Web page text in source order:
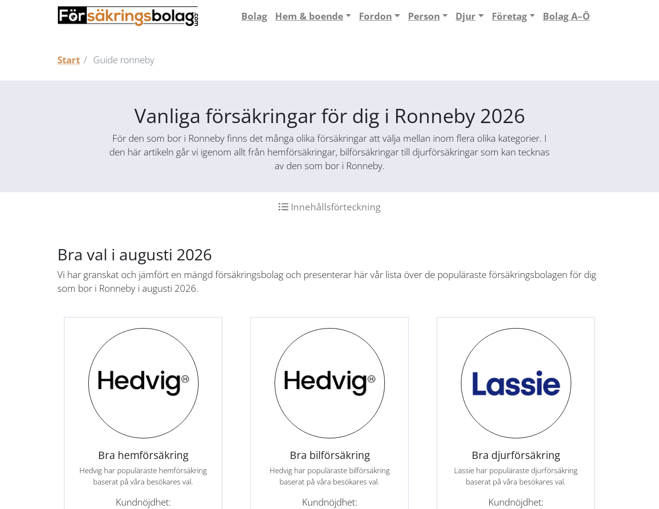
Bolag Hem & boende Fordon Person Djur Företag Bolag A–Ö
Start Guide ronneby
Vanliga försäkringar för dig i Ronneby 2026
För den som bor i Ronneby finns det många olika försäkringar att välja mellan inom flera olika kategorier. I
den här artikeln går vi igenom allt från hemförsäkringar, bilförsäkringar till djurförsäkringar som kan tecknas
av den som bor i Ronneby.
Innehållsförteckning
Bra val i augusti 2026
Vi har granskat och jämfört en mängd försäkringsbolag och presenterar här vår lista över de populäraste försäkringsbolagen för dig
som bor i Ronneby i augusti 2026.
Bra hemförsäkring
Hedvig har populäraste hemförsäkring
baserat på våra besökares val.
Kundnöjdhet:
Bra bilförsäkring
Hedvig har populäraste bilförsäkring
baserat på våra besökares val.
Kundnöjdhet:
Bra djurförsäkring
Lassie har populäraste djurförsäkring
baserat på våra besökares val.
Kundnöjdhet: